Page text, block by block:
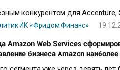
ИК «Фридом Финанс»
Amazon Web Services
бизнеса Amazon